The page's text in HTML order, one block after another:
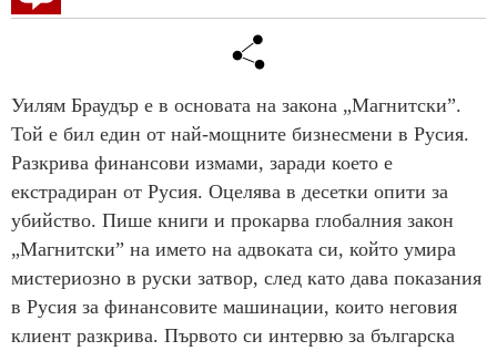
Уилям Браудър е в основата на закона „Магнитски”.
Той е бил един от най-мощните бизнесмени в Русия.
Разкрива финансови измами, заради което е
екстрадиран от Русия. Оцелява в десетки опити за
убийство. Пише книги и прокарва глобалния закон
„Магнитски” на името на адвоката си, който умира
мистериозно в руски затвор, след като дава показания
в Русия за финансовите машинации, които неговия
клиент разкрива. Първото си интервю за българска